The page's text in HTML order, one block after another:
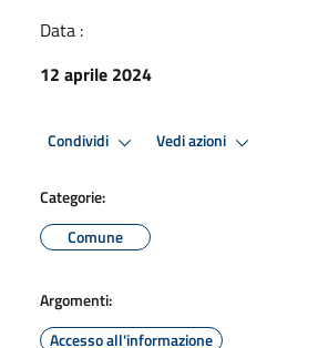
Data :
12 aprile 2024
Condividi Vedi azioni
Categorie:
Comune
Argomenti:
Accesso all'informazione